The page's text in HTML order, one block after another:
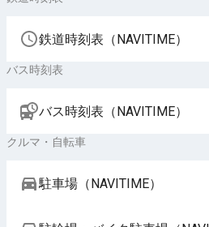
鉄道時刻表（NAVITIME）
バス時刻表
バス時刻表（NAVITIME）
クルマ・自転車
駐車場（NAVITIME）